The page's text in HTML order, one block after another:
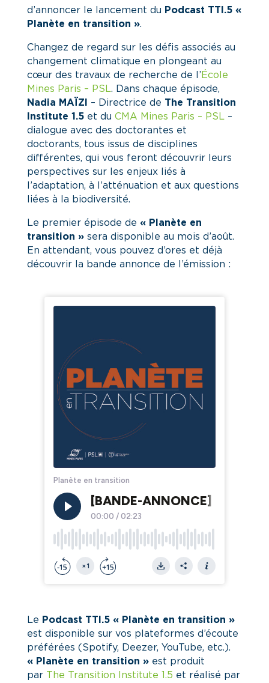
d’annoncer le lancement du Podcast TTI.5 «
Planète en transition ».
Changez de regard sur les défis associés au
changement climatique en plongeant au
cœur des travaux de recherche de l’ École
Mines Paris – PSL. Dans chaque épisode,
Nadia MAÏZI
– Directrice de The Transition
Institute 1.5et du CMA Mines Paris – PSL –
dialogue avec des doctorantes et
doctorants, tous issus de disciplines
différentes, qui vous feront découvrir leurs
perspectives sur les enjeux liés à
l’adaptation, à l’atténuation et aux questions
liées à la biodiversité.
Le premier épisode de « Planète en
transition »sera disponible au mois d’août.
En attendant, vous pouvez d’ores et déjà
découvrir la bande annonce de l’émission :
Le Podcast TTI.5 « Planète en transition »
est disponible sur vos plateformes d’écoute
préférées (Spotify, Deezer, YouTube, etc.).
« Planète en transition »est produit
par The Transition Institute 1.5 et réalisé par